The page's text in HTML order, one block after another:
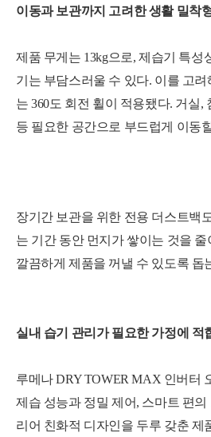
이동과 보관까지 고려한 생활 밀착
제품 무게는 13kg으로, 제습기 특성
기는 부담스러울 수 있다. 이를 고려
는 360도 회전 휠이 적용됐다. 거실,
등 필요한 공간으로 부드럽게 이동
장기간 보관을 위한 전용 더스트백
는 기간 동안 먼지가 쌓이는 것을
깔끔하게 제품을 꺼낼 수 있도록 돕
실내 습기 관리가 필요한 가정에 적
루메나 DRY TOWER MAX 인버터
제습 성능과 정밀 제어, 스마트 편의
리어 친화적 디자인을 두루 갖춘 제